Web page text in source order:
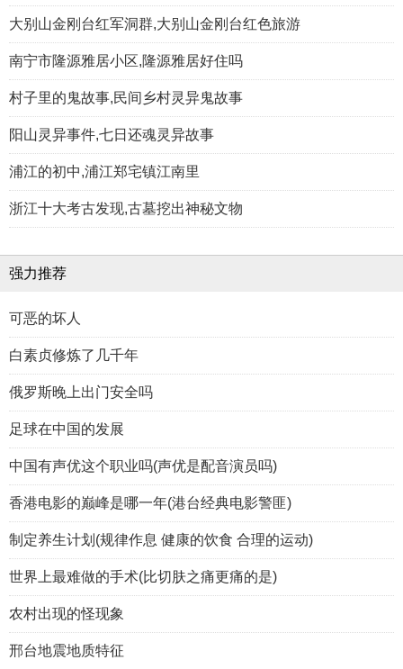
大别山金刚台红军洞群,大别山金刚台红色旅游
南宁市隆源雅居小区,隆源雅居好住吗
村子里的鬼故事,民间乡村灵异鬼故事
阳山灵异事件,七日还魂灵异故事
浦江的初中,浦江郑宅镇江南里
浙江十大考古发现,古墓挖出神秘文物
强力推荐
可恶的坏人
白素贞修炼了几千年
俄罗斯晚上出门安全吗
足球在中国的发展
中国有声优这个职业吗(声优是配音演员吗)
香港电影的巅峰是哪一年(港台经典电影警匪)
制定养生计划(规律作息 健康的饮食 合理的运动)
世界上最难做的手术(比切肤之痛更痛的是)
农村出现的怪现象
邢台地震地质特征